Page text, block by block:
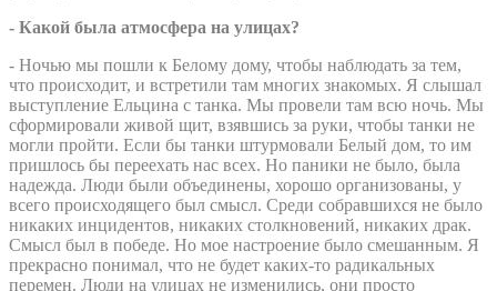
- Какой была атмосфера на улицах?
- Ночью мы пошли к Белому дому, чтобы наблюдать за тем,
что происходит, и встретили там многих знакомых. Я слышал
выступление Ельцина с танка. Мы провели там всю ночь. Мы
сформировали живой щит, взявшись за руки, чтобы танки не
могли пройти. Если бы танки штурмовали Белый дом, то им
пришлось бы переехать нас всех. Но паники не было, была
надежда. Люди были объединены, хорошо организованы, у
всего происходящего был смысл. Среди собравшихся не было
никаких инцидентов, никаких столкновений, никаких драк.
Смысл был в победе. Но мое настроение было смешанным. Я
прекрасно понимал, что не будет каких-то радикальных
перемен. Люди на улицах не изменились, они просто